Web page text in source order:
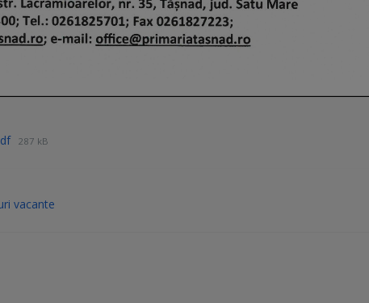
287 kB
vacante